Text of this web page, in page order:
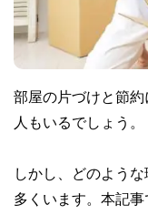
部屋の片づけと節
人もいるでしょう。
しかし、どのよう
多くいます。本記